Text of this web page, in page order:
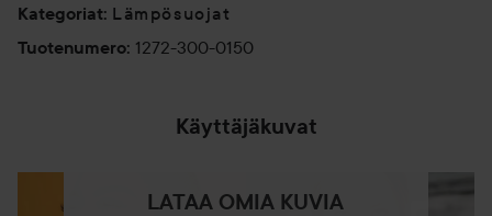
Kategoriat: Lämpösuojat
Tuotenumero: 1272-300-0150
Käyttäjäkuvat
LATAA OMIA KUVIA